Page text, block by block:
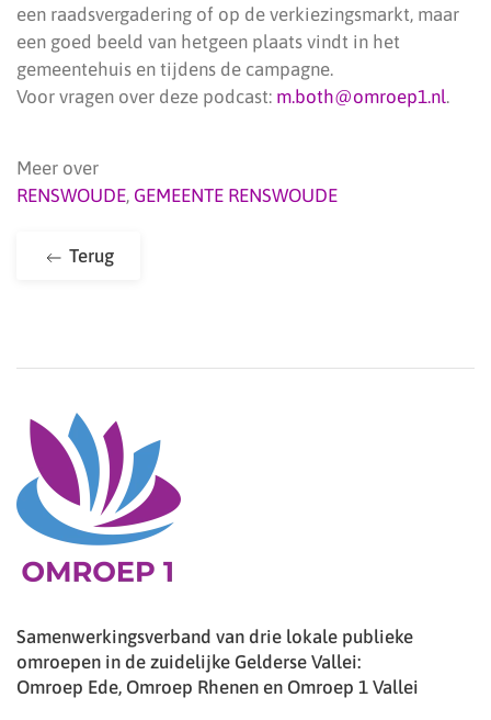
een raadsvergadering of op de verkiezingsmarkt, maar
een goed beeld van hetgeen plaats vindt in het
gemeentehuis en tijdens de campagne.
Voor vragen over deze podcast: m.both@omroep1.nl.
Meer over
RENSWOUDE, GEMEENTE RENSWOUDE
Terug
Samenwerkingsverband van drie lokale publieke
omroepen in de zuidelijke Gelderse Vallei:
Omroep Ede, Omroep Rhenen en Omroep 1 Vallei